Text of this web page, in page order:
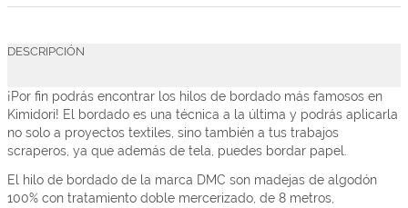
DESCRIPCIÓN
¡Por fin podrás encontrar los hilos de bordado más famosos en
Kimidori! El bordado es una técnica a la última y podrás aplicarla
no solo a proyectos textiles, sino también a tus trabajos
scraperos, ya que además de tela, puedes bordar papel.
El hilo de bordado de la marca DMC son madejas de algodón
100% con tratamiento doble mercerizado, de 8 metros,